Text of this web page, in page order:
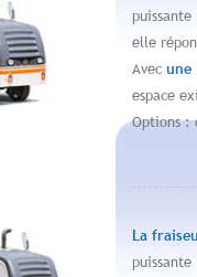
puissante
elle
Avec une
espace
Options :
La
puissante